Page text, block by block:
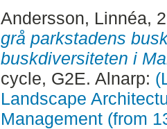
Andersson, Linnéa,
grå parkstadens
buskdiversiteten i
cycle, G2E. Alnarp:
Landscape
Management (from